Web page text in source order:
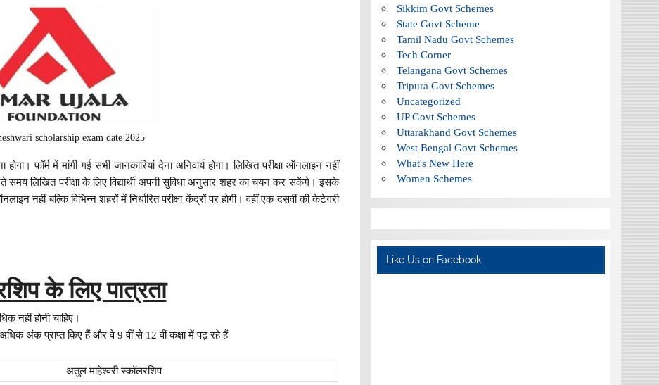
scholarship exam date 2025
फॉर्म में मांगी गई सभी जानकारियां देना अनिवार्य होगा। लिखित परीक्षा ऑनलाइन नहीं
भरते समय लिखित परीक्षा के लिए विद्यार्थी अपनी सुविधा अनुसार शहर का चयन कर सकेंगे। इसके
नहीं बल्कि विभिन्न शहरों में निर्धारित परीक्षा केंद्रों पर होगी। वहीं एक दसवीं की केटेगरी
के लिए पात्रता
नहीं होनी चाहिए।
अधिक अंक प्राप्त किए हैं और वे 9 वीं से 12 वीं कक्षा में पढ़ रहे हैं
अतुल माहेश्वरी स्कॉलरशिप
Sikkim Govt Schemes
State Govt Scheme
Tamil Nadu Govt Schemes
Tech Corner
Telangana Govt Schemes
Tripura Govt Schemes
Uncategorized
UP Govt Schemes
Uttarakhand Govt Schemes
West Bengal Govt Schemes
What's New Here
Women Schemes
Like Us on Facebook